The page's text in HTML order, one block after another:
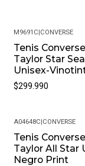
productos
fresco y seco
• Peso del
M9691C CONVERSE
Tenis
Taylor Star
Unisex-
$299.990
-40%
A04648C CONVERSE
Tenis
Taylor All Star
Negro Print